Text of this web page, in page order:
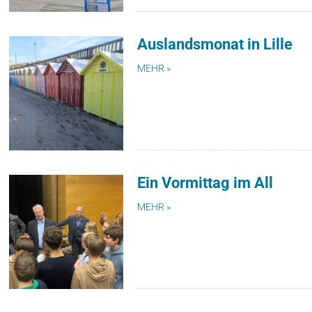
Auslandsmonat in Lille
MEHR »
Ein Vormittag im All
MEHR »